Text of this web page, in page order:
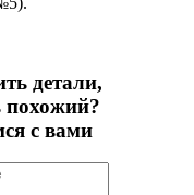
детали,
похожий?
с вами